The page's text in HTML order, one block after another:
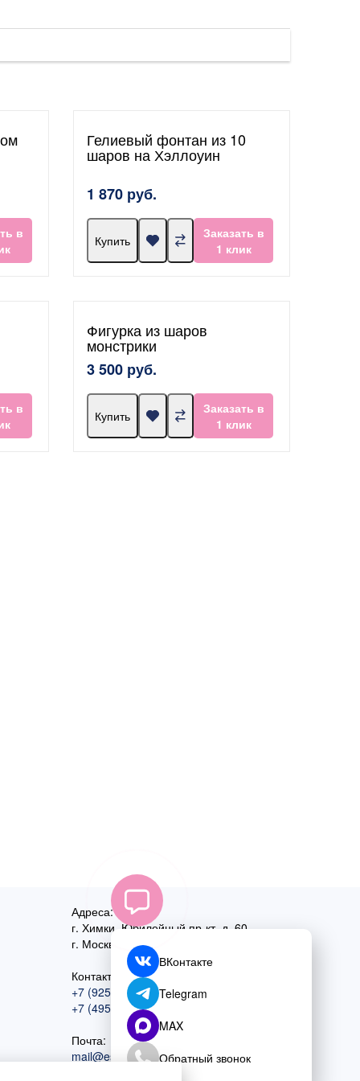
в
Гелиевый фонтан из 10
шаров на Хэллоуин
1 870 руб.
Купить
Заказать в
1 клик
в
Фигурка из шаров
монстрики
3 500 руб.
Купить
Заказать в
1 клик
Адреса:
г. Химки, Юбилейный пр-кт, д. 60
г. Москва
ул. Перовская, д. 59
Контактный номер:
+7 (925) 585-74-27
+7 (495) 970-44-75
Почта:
mail@esta-fiesta.ru
ВКонтакте
Telegram
MAX
Обратный звонок